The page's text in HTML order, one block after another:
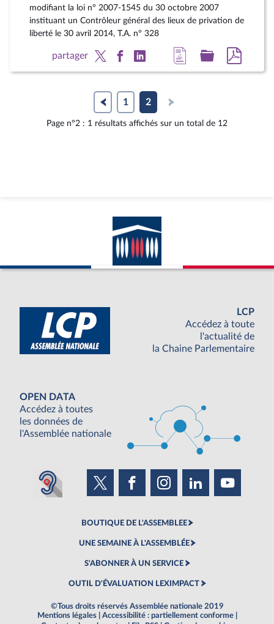
modifiant la loi n° 2007-1545 du 30 octobre 2007
instituant un Contrôleur général des lieux de privation de
liberté le 30 avril 2014, T.A. n° 328
partager
Accéder
à
page
du
Accéder
au au
format
1 2
Page n°2 : 1 résultats affichés sur un total de 12
LCP
Accédez à toute
l'actualité de
la Chaine Parlementaire
OPEN DATA
Accédez à toutes
les données de
l'Assemblée nationale
BOUTIQUE DE L'ASSEMBLEE
UNE SEMAINE À L'ASSEMBLÉE
S'ABONNER À UN SERVICE
OUTIL D'ÉVALUATION LEXIMPACT
©Tous droits réservés Assemblée nationale 2019
Mentions légales
Accessibilité : partiellement conforme